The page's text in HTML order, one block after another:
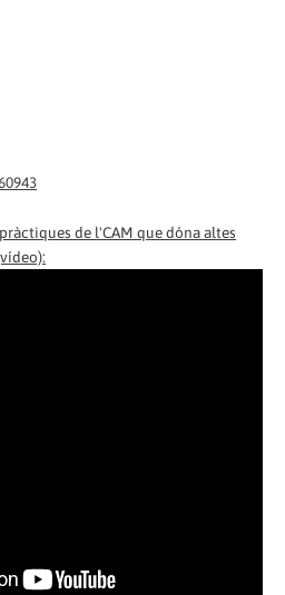
de l'CAM que dóna altes